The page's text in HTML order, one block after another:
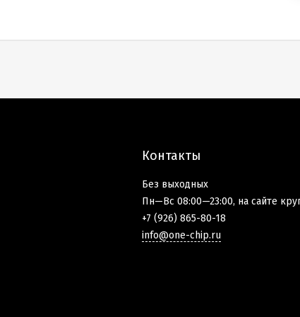
Контакты
Без выходных
Пн—Вс 08:00—23:00, на сайте
+7 (926) 865-80-18
info@one-chip.ru